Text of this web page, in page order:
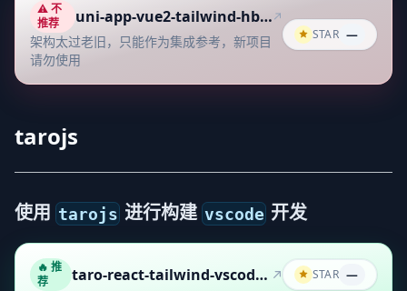
⚠️ 不
推荐
uni-app-vue2-tailwind-hbuilder-template
架构太过老旧，只能作为集成参考，新项目
请勿使用
STAR —
tarojs
使用 tarojs 进行构建vscode 开发
🔥 推
荐
taro-react-tailwind-vscode-template STAR —